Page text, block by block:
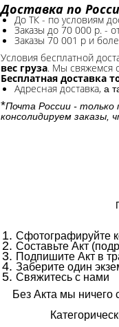
Доставка по
До ТК - по условиям
Заказы до 70 000 р. -
Заказы 70 001 р и
Условия бесплатной
вес груза. Мы свяжемся
Бесплатная доставка
Адресная доставка, а
*Почта России - только
консолидируем заказы,
Сфотографируйте
Составьте Акт
Подпишите Акт в
Заберите один
Свяжитесь с нами
Без Акта мы ничего